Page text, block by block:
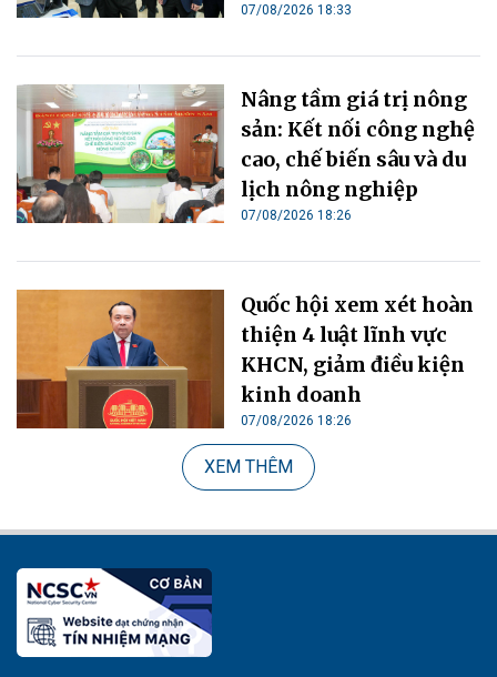
07/08/2026 18:33
Nâng tầm giá trị nông
sản: Kết nối công nghệ
cao, chế biến sâu và du
lịch nông nghiệp
07/08/2026 18:26
Quốc hội xem xét hoàn
thiện 4 luật lĩnh vực
KHCN, giảm điều kiện
kinh doanh
07/08/2026 18:26
XEM THÊM